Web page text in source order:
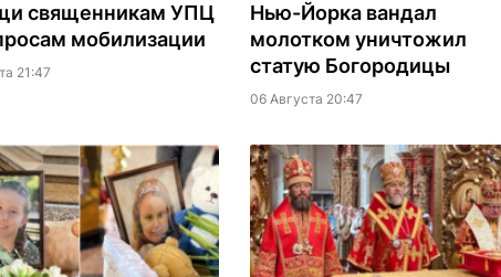
священникам УПЦ
мобилизации
21:47
Нью-Йорка вандал
молотком уничтожил
статую Богородицы
06 Августа 20:47